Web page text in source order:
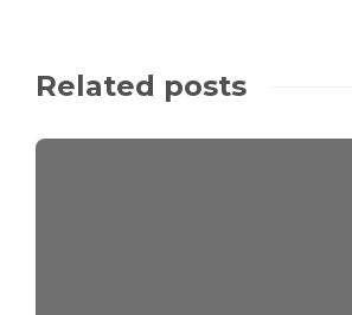
Related posts